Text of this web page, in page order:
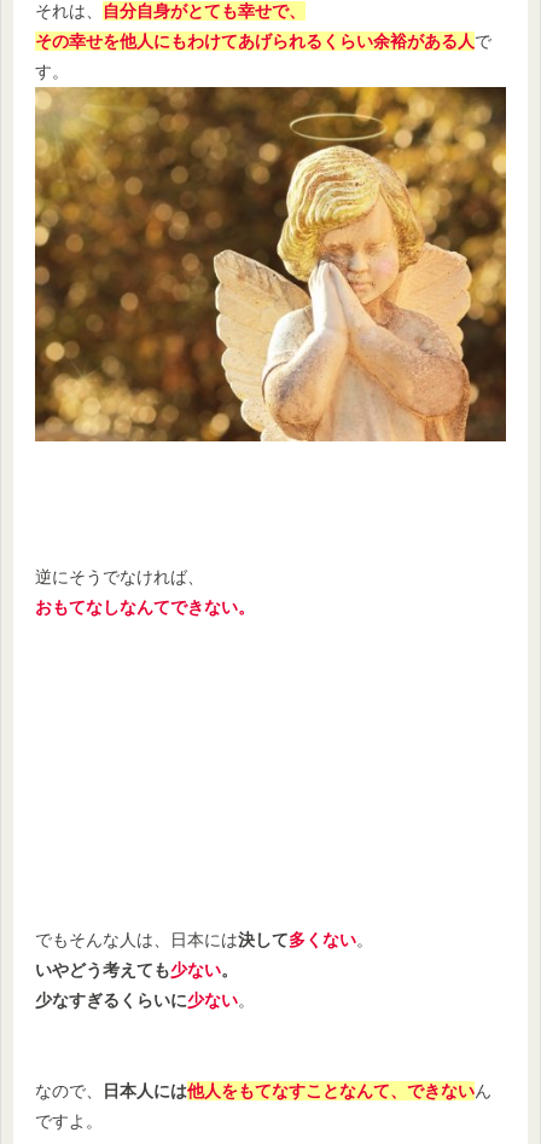
それは、
自分自身がとても幸せで、
その幸せを他人にもわけてあげられるくらい余裕がある人で
す。
逆にそうでなければ、
おもてなしなんてできない。
でもそんな人は、日本には決して多くない。
いやどう考えても少ない。
少なすぎるくらいに少ない。
なので、 日本人には他人をもてなすことなんて、できないん
ですよ。